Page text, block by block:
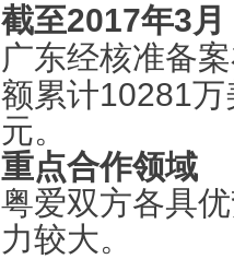
截至2017年3月
广东经核准备
额累计10281万
元。
重点合作领域
粤爱双方各具
力较大。